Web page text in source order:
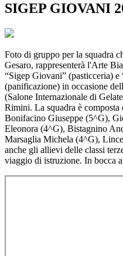
SIGEP GIOVANI
Foto di gruppo per la squadra
Gesaro, rappresenterà l'Arte
“Sigep Giovani” (pasticceria) e
(panificazione) in occasione
(Salone Internazionale di
Rimini. La squadra è
Bonifacino Giuseppe (5^G),
Eleonora (4^G), Bistagnino
Marsaglia Michela (4^G),
anche gli allievi delle classi
viaggio di istruzione. In bocca